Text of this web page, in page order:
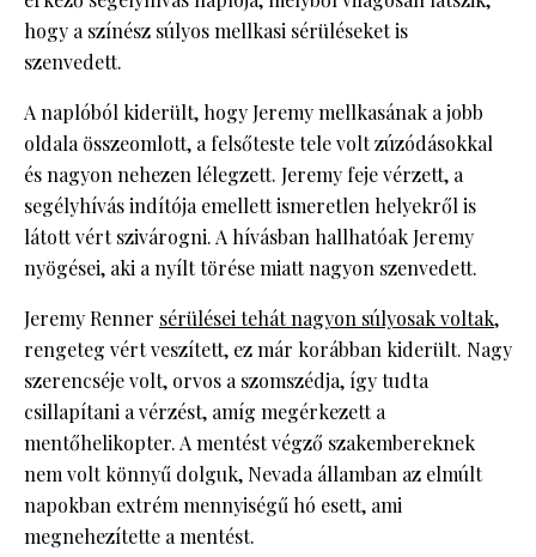
hogy a színész súlyos mellkasi sérüléseket is
szenvedett.
A naplóból kiderült, hogy Jeremy mellkasának a jobb
oldala összeomlott, a felsőteste tele volt zúzódásokkal
és nagyon nehezen lélegzett. Jeremy feje vérzett, a
segélyhívás indítója emellett ismeretlen helyekről is
látott vért szivárogni. A hívásban hallhatóak Jeremy
nyögései, aki a nyílt törése miatt nagyon szenvedett.
Jeremy Renner sérülései tehát nagyon súlyosak voltak,
rengeteg vért veszített, ez már korábban kiderült. Nagy
szerencséje volt, orvos a szomszédja, így tudta
csillapítani a vérzést, amíg megérkezett a
mentőhelikopter. A mentést végző szakembereknek
nem volt könnyű dolguk, Nevada államban az elmúlt
napokban extrém mennyiségű hó esett, ami
megnehezítette a mentést.